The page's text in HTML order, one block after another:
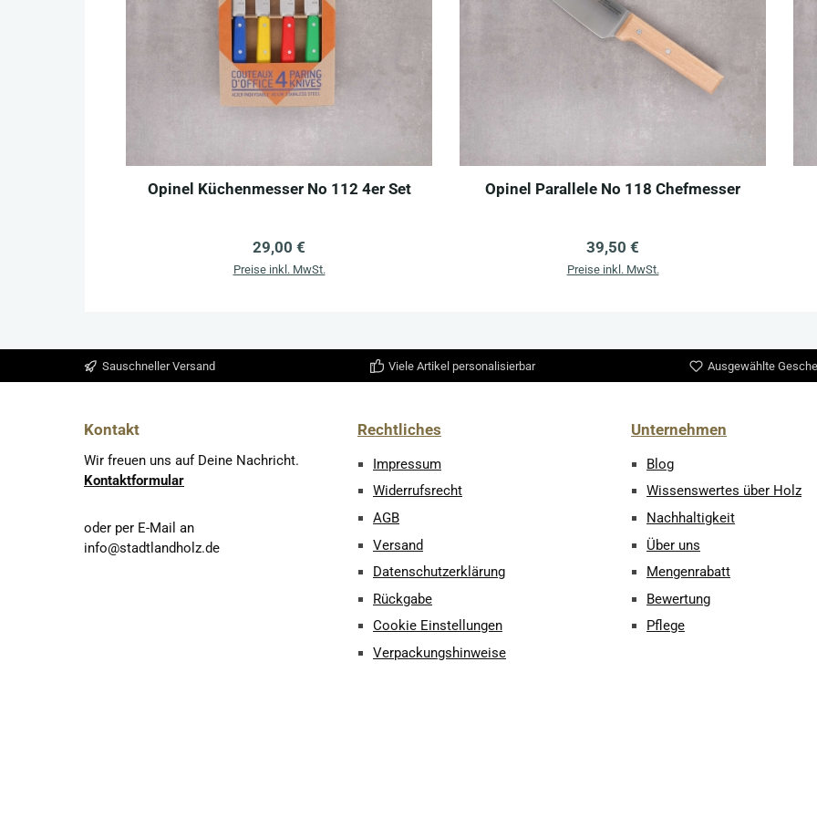
Opinel Küchenmesser No 112 4er Set
Regulärer Preis:
29,00 €
Preise inkl. MwSt.
In den Warenkorb
Opinel Parallele No 118 Chefmesser
Regulärer Preis:
39,50 €
Preise inkl. MwSt.
Details
Sauschneller Versand Viele Artikel personalisierbar Ausgewählte
Kontakt
Wir freuen uns auf Deine Nachricht.
Kontaktformular
oder per E-Mail an
info@stadtlandholz.de
Rechtliches
Impressum
Widerrufsrecht
AGB
Versand
Datenschutzerklärung
Rückgabe
Cookie Einstellungen
Verpackungshinweise
Unternehmen
Blog
Wissenswertes über Holz
Nachhaltigkeit
Über uns
Mengenrabatt
Bewertung
Pflege